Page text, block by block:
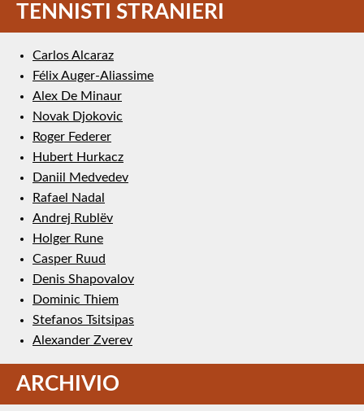
TENNISTI STRANIERI
Carlos Alcaraz
Félix Auger-Aliassime
Alex De Minaur
Novak Djokovic
Roger Federer
Hubert Hurkacz
Daniil Medvedev
Rafael Nadal
Andrej Rublëv
Holger Rune
Casper Ruud
Denis Shapovalov
Dominic Thiem
Stefanos Tsitsipas
Alexander Zverev
ARCHIVIO